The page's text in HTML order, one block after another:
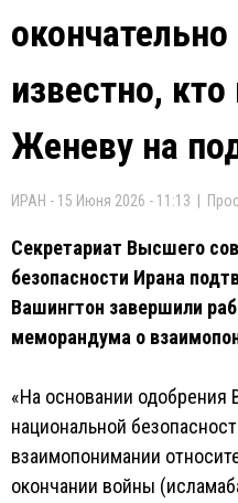
известно,
Женеву на
ИРАН - 15 Июня 2026 - 11:13 |
Секретариат Высшего
безопасности Ирана
Вашингтон завершили
меморандума о
«На основании одобрения
национальной
взаимопонимании
окончании войны